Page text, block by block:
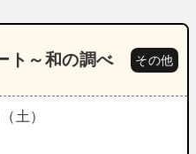
ト～和の調べ その他
土）